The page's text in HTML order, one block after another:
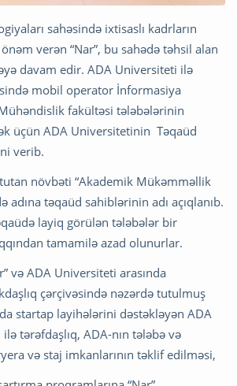
sahəsində ixtisaslı kadrların
verən “Nar”, bu sahədə təhsil alan
davam edir. ADA Universiteti ilə
mobil operator İnformasiya
fakültəsi tələbələrinin
üçün ADA Universitetinin Təqaüd
verib.
növbəti “Akademik Mükəmməllik
adına təqaüd sahiblərinin adı açıqlanıb.
layiq görülən tələbələr bir
tamamilə azad olunurlar.
və ADA Universiteti arasında
çərçivəsində nəzərdə tutulmuş
startap layihələrini dəstəkləyən ADA
tərəfdaşlıq, ADA-nın tələbə və
və staj imkanlarının təklif edilməsi,